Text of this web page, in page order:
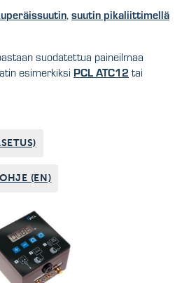
, suutin pikaliittimellä
suodatettua paineilmaa
esimerkiksi PCL ATC12 tai
(EN)